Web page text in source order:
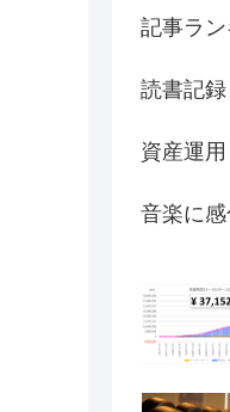
記事ラ
読書記録
資産運用
音楽に